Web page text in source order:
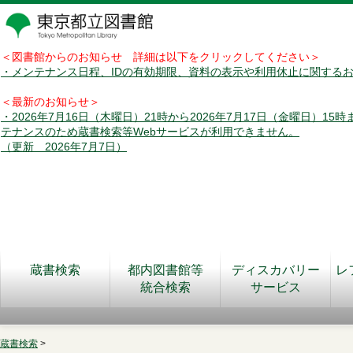
＜図書館からのお知らせ 詳細は以下をクリックしてください＞
・メンテナンス日程、IDの有効期限、資料の表示や利用休止に関する
＜最新のお知らせ＞
・2026年7月16日（木曜日）21時から2026年7月17日（金曜日）15時
テナンスのため蔵書検索等Webサービスが利用できません。
（更新 2026年7月7日）
蔵書検索
都内図書館等
統合検索
ディスカバリー
サービス
レ
蔵書検索 >